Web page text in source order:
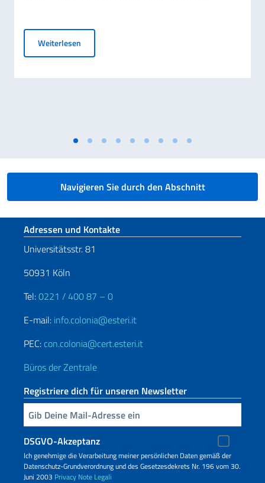
Weiterlesen
Navigieren Sie durch den Abschnitt
Fußbereich
Adressen und Kontakte
Universitätsstr. 81
50931 Köln
Tel:0221 / 400 87 – 0
E-mail: info.colonia@esteri.it
PEC: con.colonia@cert.esteri.it
Büros der Zentrale
Registriere dich für unseren Newsletter
Geben Sie Ihre E-Mail ein
DSGVO-Akzeptanz
Ich genehmige die Verarbeitung meiner persönlichen Daten gemäß der
Datenschutz-Grundverordnung und des Gesetzesdekrets Nr. 196 vom 30.
Juni 2003 Privacy Note Legali